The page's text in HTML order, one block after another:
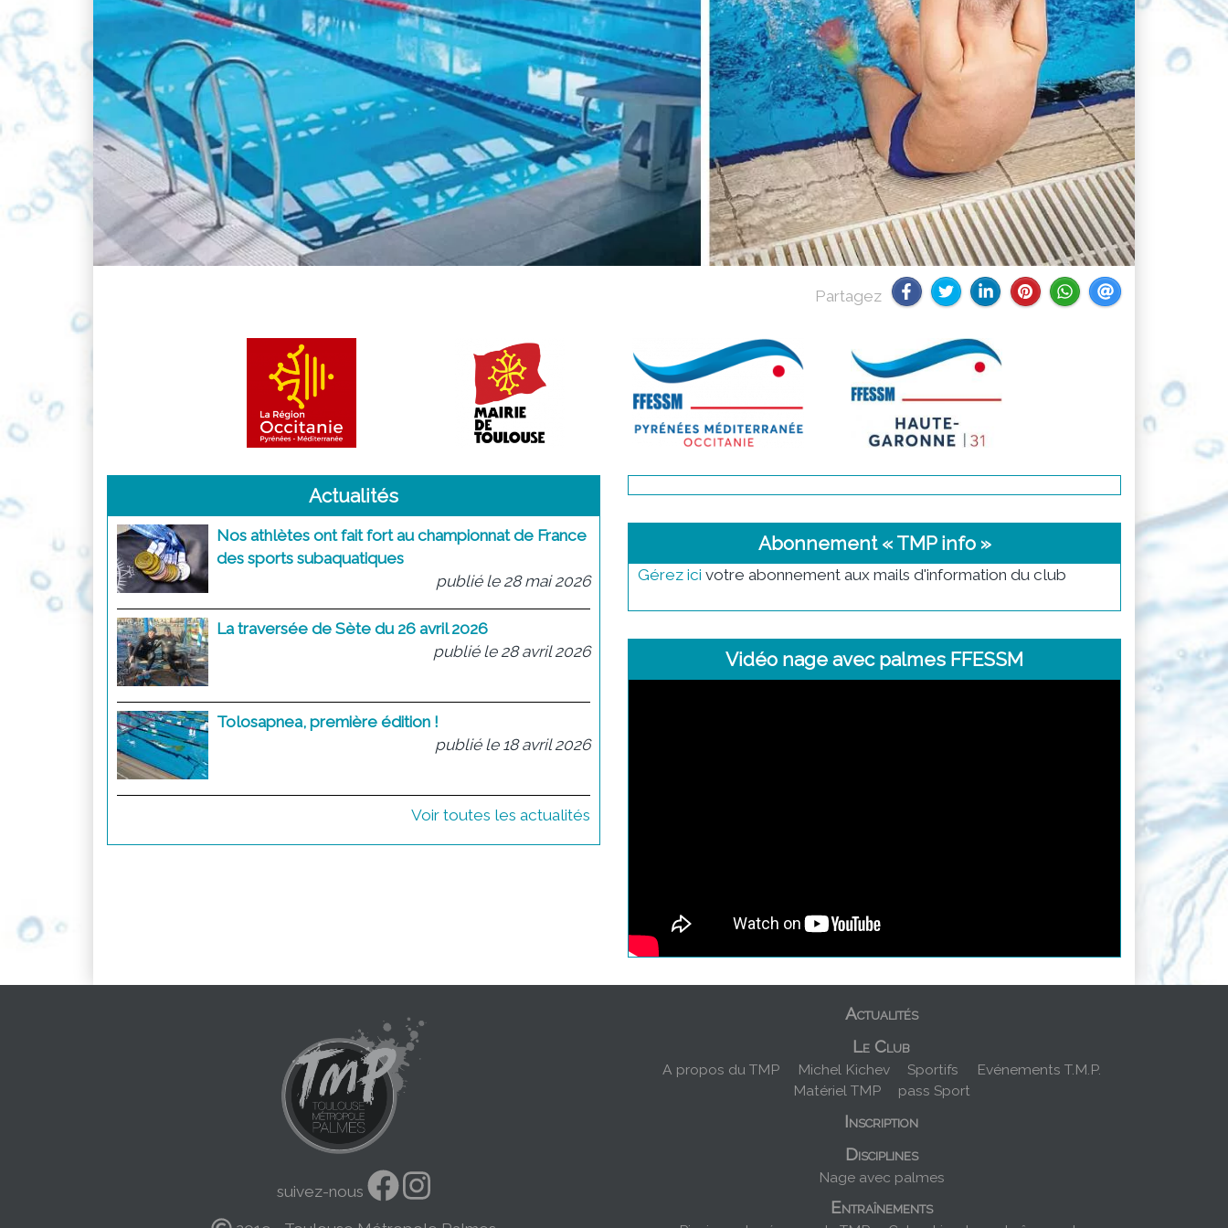
Actualités
Nos athlètes ont fait fort au championnat de France
des sports subaquatiques
publié le 28 mai 2026
La traversée de Sète du 26 avril 2026
publié le 28 avril 2026
Tolosapnea, première édition !
publié le 18 avril 2026
Voir toutes les actualités
Abonnement « TMP info »
Gérez ici votre abonnement aux mails d'information du club
Vidéo nage avec palmes FFESSM
suivez-nous
Actualités
Le Club
A propos du TMP Michel Kichev Sportifs
Evénements T.M.P.
Matériel TMP
pass Sport
Inscription
Disciplines
Nage avec palmes
Entraînements